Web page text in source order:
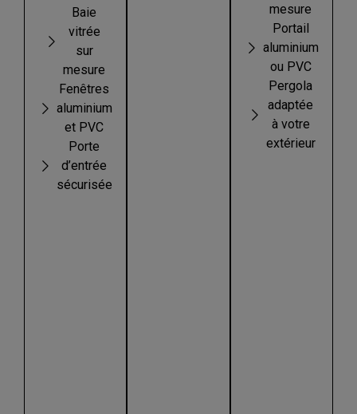
Baie
vitrée
sur
mesure
Fenêtres
aluminium
et PVC
Porte
d’entrée
sécurisée
mesure
Portail
aluminium
ou PVC
Pergola
adaptée
à votre
extérieur